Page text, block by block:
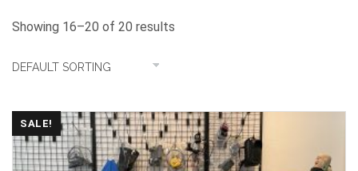
Showing 16–20 of 20 results
SALE!